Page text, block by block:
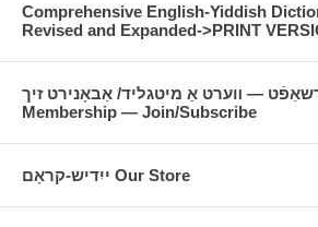
Comprehensive English-Yiddish
Revised and Expanded->PRINT
— װערט אַ מיטגליד/ אַבאָנירט זיך
Membership — Join/Subscribe
ייִדיש-קראָם Our Store